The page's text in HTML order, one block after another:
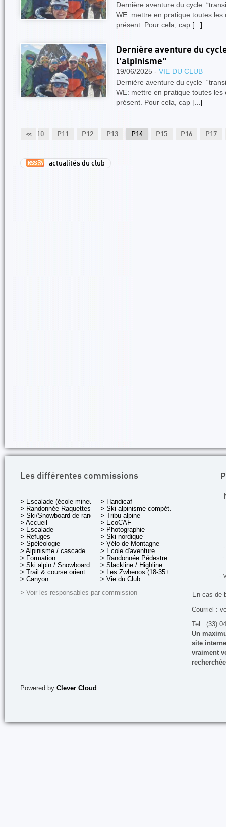
Dernière aventure du cycle
WE: mettre en pratique toutes les
présent. Pour cela, cap [...]
Dernière aventure du
l'alpinisme"
19/06/2025 - VIE DU CLUB
Dernière aventure du cycle
WE: mettre en pratique toutes les
présent. Pour cela, cap [...]
<< P10 P11 P12 P13 P14 P15 P16 P17
actualités du club
Les différentes commissions
> Escalade (école mineurs)
> Randonnée Raquettes
> Ski/Snowboard de rando.
> Accueil
> Escalade
> Refuges
> Spéléologie
> Alpinisme / cascade
> Formation
> Ski alpin / Snowboard
> Trail & course orient.
> Canyon
> Handicaf
> Ski alpinisme compét.
> Tribu alpine
> EcoCAF
> Photographie
> Ski nordique
> Vélo de Montagne
> École d'aventure
> Randonnée Pédestre
> Slackline / Highline
> Les Zwhenos (18-35+ ans)
> Vie du Club
> Voir les responsables par commission
-
-
En cas de
Courriel :
Tel : (33)
Un
site
vraiment
Powered by Clever Cloud